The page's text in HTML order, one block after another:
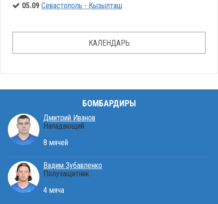
05.09 Севастополь - Кызылташ
КАЛЕНДАРЬ
БОМБАРДИРЫ
Дмитрий Иванов
Нападающий
8 мячей
Вадим Зубавленко
Полузащитник
4 мяча